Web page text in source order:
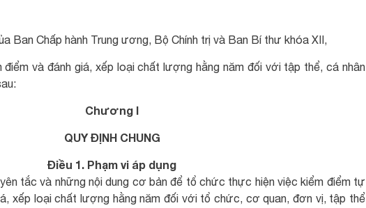
Ban Chấp hành Trung ương, Bộ Chính trị và Ban Bí thư khóa XII,
điểm và đánh giá, xếp loại chất lượng hằng năm đối với tập thể, cá nhân
Chương I
QUY ĐỊNH CHUNG
Điều 1. Phạm vi áp dụng
tắc và những nội dung cơ bản để tổ chức thực hiện việc kiểm điểm tự
xếp loại chất lượng hằng năm đối với tổ chức, cơ quan, đơn vị, tập thể